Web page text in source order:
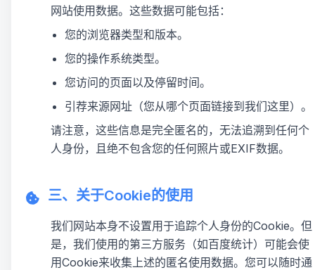
网站使用数据。这些数据可能包括：
您的浏览器类型和版本。
您的操作系统类型。
您访问的页面以及停留时间。
引荐来源网址（您从哪个页面链接到我们这里）。
请注意，这些信息是完全匿名的，无法追溯到任何个
人身份，且绝不包含您的任何照片或EXIF数据。
三、关于Cookie的使用
我们网站本身不设置用于追踪个人身份的Cookie。但
是，我们使用的第三方服务（如百度统计）可能会使
用Cookie来收集上述的匿名使用数据。您可以随时通